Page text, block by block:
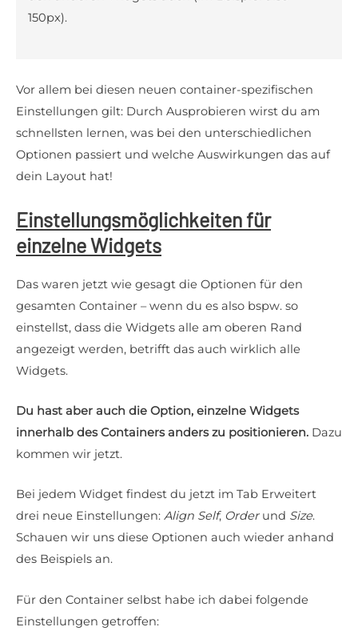
150px).
Vor allem bei diesen neuen container-spezifischen
Einstellungen gilt: Durch Ausprobieren wirst du am
schnellsten lernen, was bei den unterschiedlichen
Optionen passiert und welche Auswirkungen das auf
dein Layout hat!
Einstellungsmöglichkeiten für
einzelne Widgets
Das waren jetzt wie gesagt die Optionen für den
gesamten Container – wenn du es also bspw. so
einstellst, dass die Widgets alle am oberen Rand
angezeigt werden, betrifft das auch wirklich alle
Widgets.
Du hast aber auch die Option, einzelne Widgets
innerhalb des Containers anders zu positionieren. Dazu
kommen wir jetzt.
Bei jedem Widget findest du jetzt im Tab Erweitert
drei neue Einstellungen: Align Self, Orderund Size.
Schauen wir uns diese Optionen auch wieder anhand
des Beispiels an.
Für den Container selbst habe ich dabei folgende
Einstellungen getroffen: